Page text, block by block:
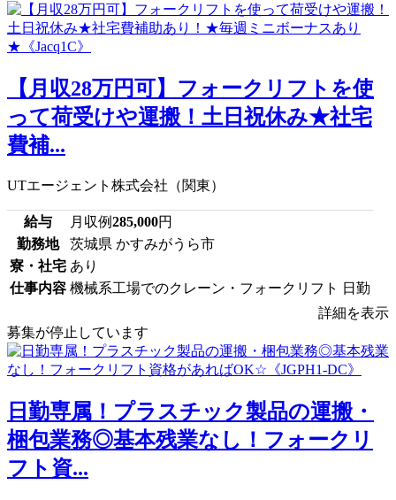
【月収28万円可】フォークリフトを使
って荷受けや運搬！土日祝休み★社宅
費補...
UTエージェント株式会社（関東）
給与 月収例285,000円
勤務地
茨城県 かすみがうら市
寮・社宅 あり
仕事内容 機械系工場でのクレーン・フォークリフト 日勤
詳細を表示
募集が停止しています
日勤専属！プラスチック製品の運搬・
梱包業務◎基本残業なし！フォークリ
フト資...